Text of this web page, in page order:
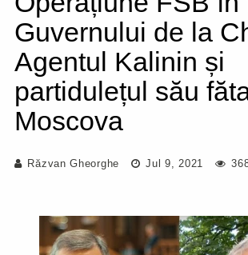
Guvernului de la
Agentul Kalinin și
partidulețul său
Moscova
Răzvan Gheorghe Jul 9, 2021